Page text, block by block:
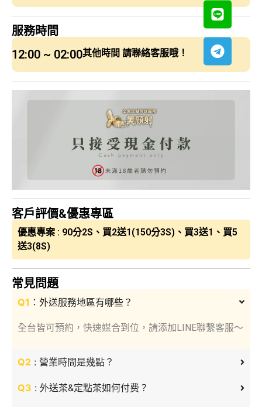
服務時間
12:00 ~ 02:00其他時間 請聯絡客服哦！
客戶評價&優惠專區
優惠專案 : 90分2S、買2送1(150分3S)、買3送1、買5
送3(8S)
常見問題
Q1 ：外送服務地區有哪些？
全台皆可預約，快速媒合到位，請添加LINE聯繫客服～
Q2 : 營業時間是幾點？
Q3 : 外送茶&定點茶如何付费？